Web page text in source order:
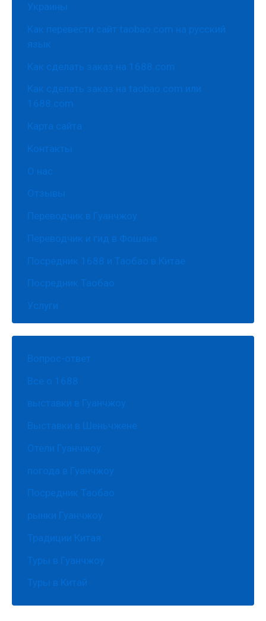
Украины
Как перевести сайт taobao.com на русский
язык
Как сделать заказ на 1688.com
Как сделать заказ на taobao.com или
1688.com
Карта сайта
Контакты
О нас
Отзывы
Переводчик в Гуанчжоу
Переводчик и гид в Фошане
Посредник 1688 и Таобао в Китае
Посредник Таобао
Услуги
Вопрос-ответ
Все о 1688
выставки в Гуанчжоу
Выставки в Шеньчжене
Отели Гуанчжоу
погода в Гуанчжоу
Посредник Таобао
рынки Гуанчжоу
Традиции Китая
Туры в Гуанчжоу
Туры в Китай